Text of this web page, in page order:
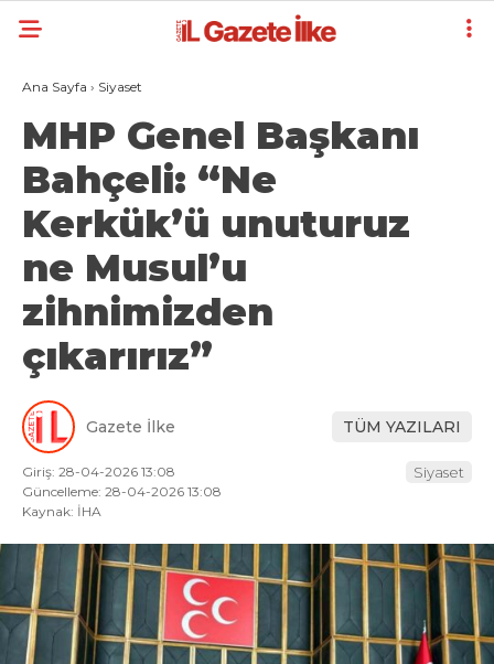
Ana Sayfa › Siyaset
MHP Genel Başkanı
Bahçeli: “Ne
Kerkük’ü unuturuz
ne Musul’u
zihnimizden
çıkarırız”
Gazete İlke TÜM YAZILARI
Giriş: 28-04-2026 13:08
Güncelleme: 28-04-2026 13:08
Kaynak: İHA
Siyaset